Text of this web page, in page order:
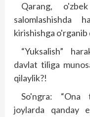
Qarang,
salomlashishda
kirishishga o'rganib
“Yuksalish”
davlat tiliga
qilaylik?!
So'ngra: “Ona
joylarda qanday